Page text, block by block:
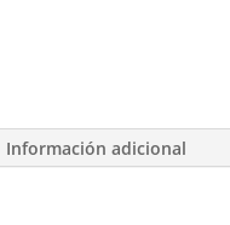
Información adicional